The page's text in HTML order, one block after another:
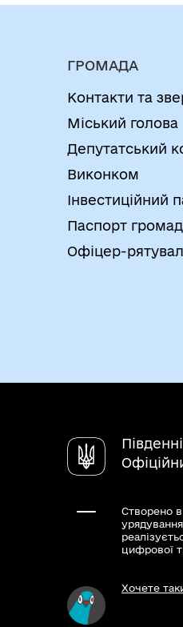
ГРОМАДА
Контакти та
Міський голова
Депутатський
Виконком
Інвестиційний
Паспорт
Офіцер-
Створено
цифрової
Хочете